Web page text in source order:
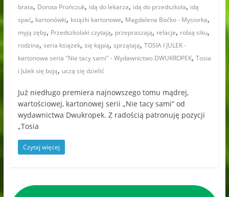
brata, Dorota Prończuk, idą do lekarza, idą do przedszkola, idą
spać, kartonówki, książki kartonowe, Magdalena Boćko - Mysiorka,
myją zęby, Przedszkolaki czytają, przepraszają, relacje, robią siku,
rodzina, seria książek, się kąpią, sprzątają, TOSIA I JULEK -
kartonowa seria "Nie tacy sami" - Wydawnictwo DWUKROPEK, Tosia
i Julek się boją, uczą się dzielić
Już niedługo premiera najnowszego tomu mądrej,
wartościowej, kartonowej serii „Nie tacy sami” od
wydawnictwa Dwukropek. Z radością patronuję pozycji
„Tosia
Czytaj więcej